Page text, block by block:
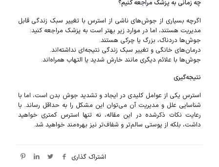
چه زمانی به پزشک مراجعه کنیم؟
اگرچه بسیاری از جوش‌های ناشی از استرس با تغییر سبک زندگی قابل
مدیریت هستند، اما در موارد زیر بهتر است به پزشک مراجعه کنید:
جوش‌ها دردناک، بزرگ یا چرکی هستند.
درمان‌های خانگی و تغییر سبک زندگی نتیجه‌ای نداشته‌اند.
جوش‌ها با علائم دیگری مانند خارش شدید یا التهاب همراه‌اند.
نتیجه‌گیری
استرس یکی از عوامل کلیدی در ایجاد و تشدید جوش بدن است، اما با
شناسایی علل و مدیریت آن می‌توان این مشکل را به حداقل رساند. با
رعایت نکات ذکرشده در این مقاله، نه تنها استرس کمتری خواهید
داشت، بلکه از پوستی سالم‌تر و شفاف‌تر نیز بهره‌مند خواهید شد.
اشتراک گذاری